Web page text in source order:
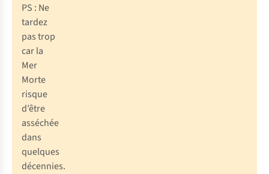
PS : Ne
tardez
pas trop
car la
Mer
Morte
risque
d’être
asséchée
dans
quelques
décennies.